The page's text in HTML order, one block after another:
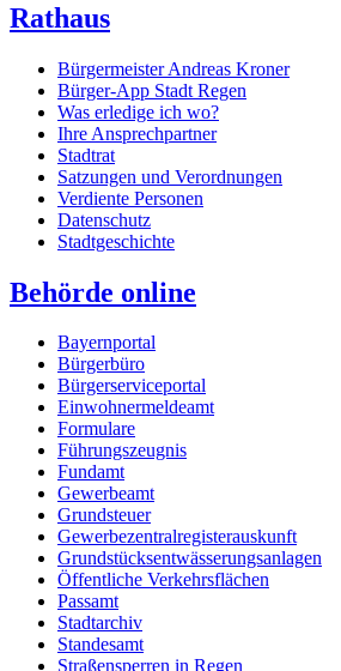
Rathaus
Bürgermeister Andreas Kroner
Bürger-App Stadt Regen
Was erledige ich wo?
Ihre Ansprechpartner
Stadtrat
Satzungen und Verordnungen
Verdiente Personen
Datenschutz
Stadtgeschichte
Behörde online
Bayernportal
Bürgerbüro
Bürgerserviceportal
Einwohnermeldeamt
Formulare
Führungszeugnis
Fundamt
Gewerbeamt
Grundsteuer
Gewerbezentralregisterauskunft
Grundstücksentwässerungsanlagen
Öffentliche Verkehrsflächen
Passamt
Stadtarchiv
Standesamt
Straßensperren in Regen